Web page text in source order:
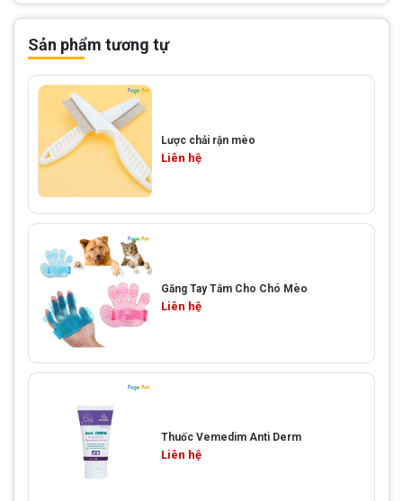
Sản phẩm tương tự
Lược chải rận mèo
Liên hệ
Găng Tay Tắm Cho Chó Mèo
Liên hệ
Thuốc Vemedim Anti Derm
Liên hệ